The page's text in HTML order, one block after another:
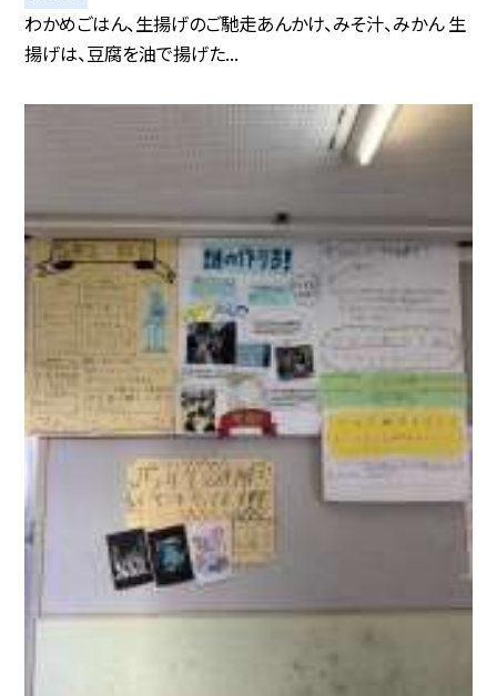
わかめごはん、生揚げのご馳走あんかけ、みそ汁、みかん 生
揚げは、豆腐を油で揚げた...